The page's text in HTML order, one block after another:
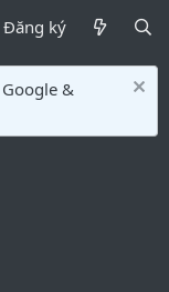
Đăng ký
&